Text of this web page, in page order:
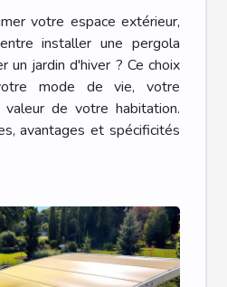
extérieur ?
votre espace extérieur,
installer une pergola
un jardin d'hiver ? Ce choix
mode de vie, votre
de votre habitation.
avantages et spécificités